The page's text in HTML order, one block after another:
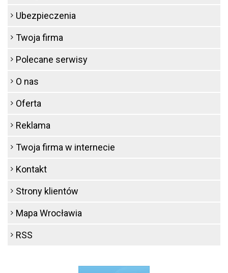
Ubezpieczenia
Twoja firma
Polecane serwisy
O nas
Oferta
Reklama
Twoja firma w internecie
Kontakt
Strony klientów
Mapa Wrocławia
RSS